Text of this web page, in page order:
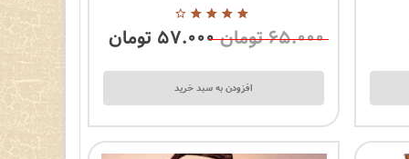
4.00
از 5
۶۵.۰۰۰تومان۵۷.۰۰۰ تومان
افزودن به سبد خرید